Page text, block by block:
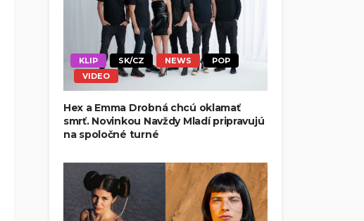
KLIP SK/CZ NEWS
POP
VIDEO
Hex a Emma Drobná chcú oklamať
smrť. Novinkou Navždy Mladí pripravujú
na spoločné turné